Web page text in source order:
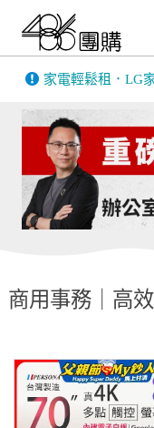
家電輕鬆租．LG
商用事務｜高